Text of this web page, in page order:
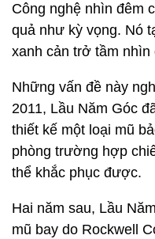
Công nghệ nhìn đêm
quả như kỳ vọng. Nó
xanh cản trở tầm nhìn
Những vấn đề này
2011, Lầu Năm Góc
thiết kế một loại mũ
phòng trường hợp
thể khắc phục được.
Hai năm sau, Lầu
mũ bay do Rockwell